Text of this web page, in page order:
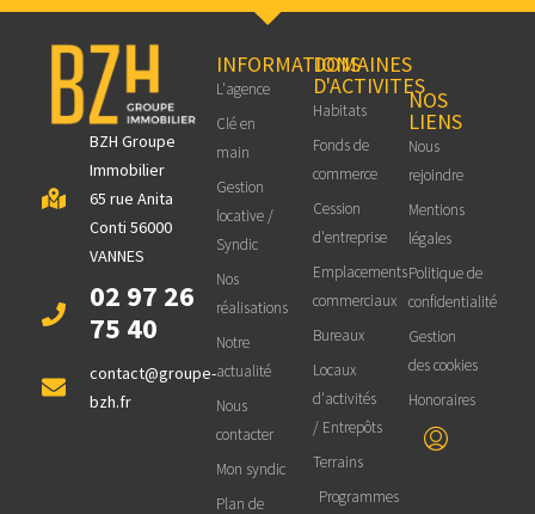
BZH Groupe
Immobilier
65 rue Anita
Conti 56000
VANNES
02 97 26
75 40
contact@groupe-
bzh.fr
INFORMATIONS
L'agence
Clé en
main
Gestion
locative /
Syndic
Nos
réalisations
Notre
actualité
Nous
contacter
Mon syndic
Plan de
DOMAINES
D'ACTIVITES
Habitats
Fonds de
commerce
Cession
d'entreprise
Emplacements
commerciaux
Bureaux
Locaux
d'activités
/ Entrepôts
Terrains
Programmes
NOS
LIENS
Nous
rejoindre
Mentions
légales
Politique de
confidentialité
Gestion
des cookies
Honoraires